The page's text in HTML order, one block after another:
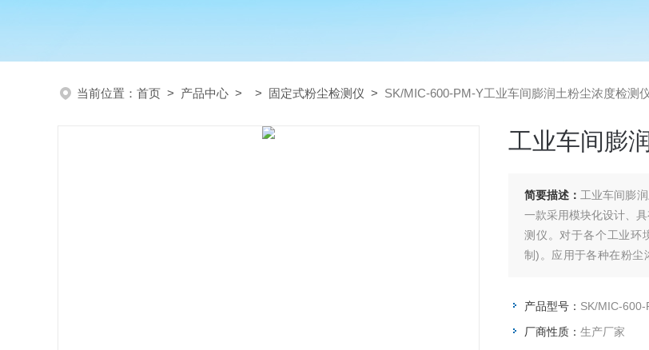
当前位置： 首页 > 产品中心 > > 固定式粉尘检测仪 > SK/MIC-600-PM-Y工业车间膨润土粉尘浓度检测
工业车间膨
简要描述： 工业车间膨
一款采用模块化设计、
测仪。对于各个工业环
制)。应用于各种在粉尘
产品型号： SK/MIC-600-
厂商性质： 生产厂家